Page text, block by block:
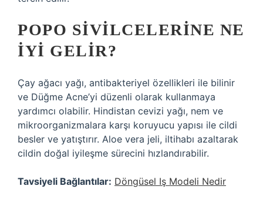
POPO SIVILCELERINE NE
IYI GELIR?
Çay ağacı yağı, antibakteriyel özellikleri ile bilinir
ve Düğme Acne’yi düzenli olarak kullanmaya
yardımcı olabilir. Hindistan cevizi yağı, nem ve
mikroorganizmalara karşı koruyucu yapısı ile cildi
besler ve yatıştırır. Aloe vera jeli, iltihabı azaltarak
cildin doğal iyileşme sürecini hızlandırabilir.
Tavsiyeli Bağlantılar: Döngüsel Iş Modeli Nedir